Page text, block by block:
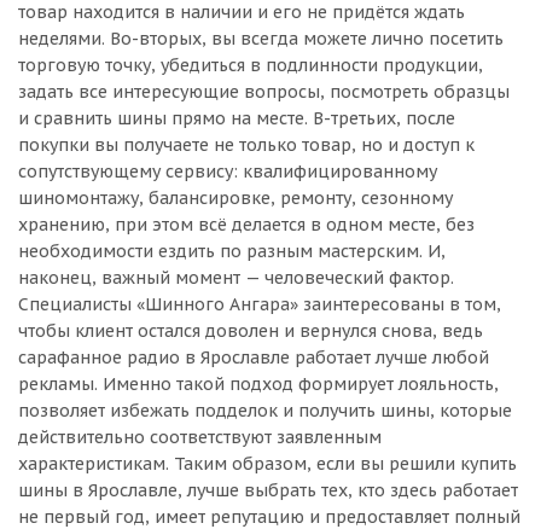
товар находится в наличии и его не придётся ждать
неделями. Во-вторых, вы всегда можете лично посетить
торговую точку, убедиться в подлинности продукции,
задать все интересующие вопросы, посмотреть образцы
и сравнить шины прямо на месте. В-третьих, после
покупки вы получаете не только товар, но и доступ к
сопутствующему сервису: квалифицированному
шиномонтажу, балансировке, ремонту, сезонному
хранению, при этом всё делается в одном месте, без
необходимости ездить по разным мастерским. И,
наконец, важный момент — человеческий фактор.
Специалисты «Шинного Ангара» заинтересованы в том,
чтобы клиент остался доволен и вернулся снова, ведь
сарафанное радио в Ярославле работает лучше любой
рекламы. Именно такой подход формирует лояльность,
позволяет избежать подделок и получить шины, которые
действительно соответствуют заявленным
характеристикам. Таким образом, если вы решили купить
шины в Ярославле, лучше выбрать тех, кто здесь работает
не первый год, имеет репутацию и предоставляет полный